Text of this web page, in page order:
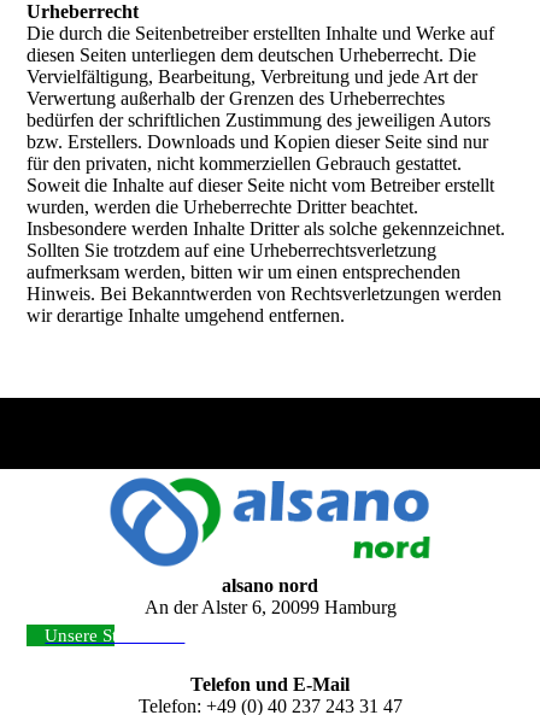
Urheberrecht
Die durch die Seitenbetreiber erstellten Inhalte und Werke auf
diesen Seiten unterliegen dem deutschen Urheberrecht. Die
Vervielfältigung, Bearbeitung, Verbreitung und jede Art der
Verwertung außerhalb der Grenzen des Urheberrechtes
bedürfen der schriftlichen Zustimmung des jeweiligen Autors
bzw. Erstellers. Downloads und Kopien dieser Seite sind nur
für den privaten, nicht kommerziellen Gebrauch gestattet.
Soweit die Inhalte auf dieser Seite nicht vom Betreiber erstellt
wurden, werden die Urheberrechte Dritter beachtet.
Insbesondere werden Inhalte Dritter als solche gekennzeichnet.
Sollten Sie trotzdem auf eine Urheberrechtsverletzung
aufmerksam werden, bitten wir um einen entsprechenden
Hinweis. Bei Bekanntwerden von Rechtsverletzungen werden
wir derartige Inhalte umgehend entfernen.
alsano nord
An der Alster 6, 20099 Hamburg
Unsere Standorte ›
Telefon und E-Mail
Telefon: +49 (0) 40 237 243 31 47